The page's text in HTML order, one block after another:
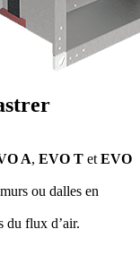
A, EVO T et EVO
ou dalles en
du flux d’air.